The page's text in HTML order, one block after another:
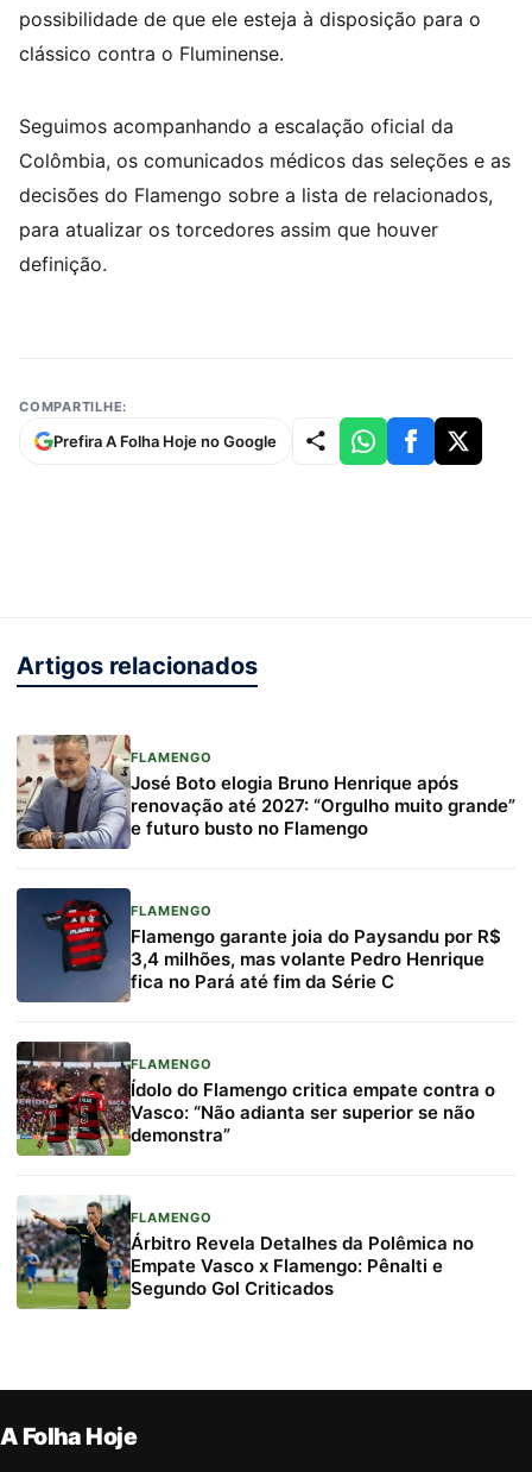
possibilidade de que ele esteja à disposição para o
clássico contra o Fluminense.
Seguimos acompanhando a escalação oficial da
Colômbia, os comunicados médicos das seleções e as
decisões do Flamengo sobre a lista de relacionados,
para atualizar os torcedores assim que houver
definição.
COMPARTILHE:
Prefira A Folha Hoje no Google
Artigos relacionados
FLAMENGO
José Boto elogia Bruno Henrique após
renovação até 2027: “Orgulho muito grande”
e futuro busto no Flamengo
FLAMENGO
Flamengo garante joia do Paysandu por R$
3,4 milhões, mas volante Pedro Henrique
fica no Pará até fim da Série C
FLAMENGO
Ídolo do Flamengo critica empate contra o
Vasco: “Não adianta ser superior se não
demonstra”
FLAMENGO
Árbitro Revela Detalhes da Polêmica no
Empate Vasco x Flamengo: Pênalti e
Segundo Gol Criticados
A Folha Hoje